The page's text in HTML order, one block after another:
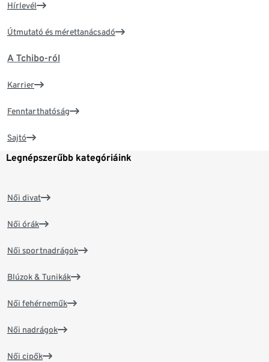
Hírlevél
Útmutató és mérettanácsadó
A Tchibo-ról
Karrier
Fenntarthatóság
Sajtó
Legnépszerűbb kategóriáink
Női divat
Női órák
Női sportnadrágok
Blúzok & Tunikák
Női fehérneműk
Női nadrágok
Női cipők